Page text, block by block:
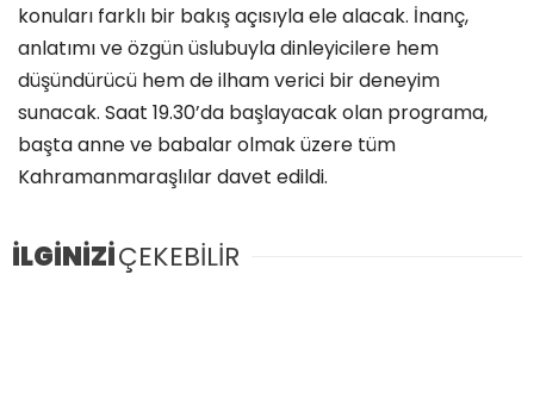
konuları farklı bir bakış açısıyla ele alacak. İnanç,
anlatımı ve özgün üslubuyla dinleyicilere hem
düşündürücü hem de ilham verici bir deneyim
sunacak. Saat 19.30’da başlayacak olan programa,
başta anne ve babalar olmak üzere tüm
Kahramanmaraşlılar davet edildi.
İLGİNİZİÇEKEBİLİR